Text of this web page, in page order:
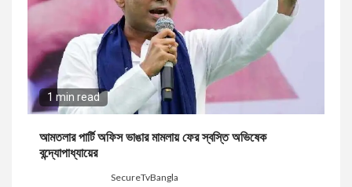
1 min read
আমতলার পার্টি অফিস ভাঙার মামলায় ফের স্বস্তি অভিষেক
বন্দ্যোপাধ্যায়ের
SecureTvBangla